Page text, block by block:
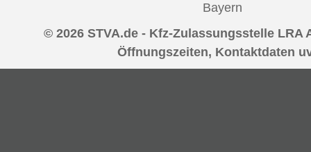
Bayern
© 2026 STVA.de - Kfz-Zulassungsstelle LRA
Öffnungszeiten, Kontaktdaten